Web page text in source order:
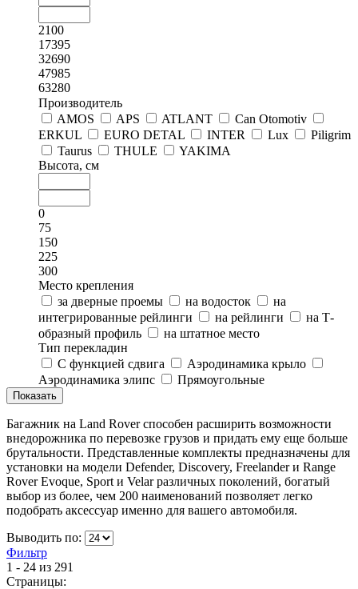
2100
17395
32690
47985
63280
Производитель
AMOS
APS ATLANT
Can Otomotiv
ERKUL
EURO DETAL INTER Lux
Piligrim
Taurus
THULE
YAKIMA
Высота, см
0
75
150
225
300
Место крепления
за дверные проемы
на водосток
на
интегрированные рейлинги
на рейлинги
на Т-
образный профиль
на штатное место
Тип перекладин
C функцией сдвига
Аэродинамика крыло
Аэродинамика элипс
Прямоугольные
Багажник на Land Rover способен расширить возможности
внедорожника по перевозке грузов и придать ему еще больше
брутальности. Представленные комплекты предназначены для
установки на модели Defender, Discovery, Freelander и Range
Rover Evoque, Sport и Velar различных поколений, богатый
выбор из более, чем 200 наименований позволяет легко
подобрать аксессуар именно для вашего автомобиля.
Выводить по:
Фильтр
1 - 24 из 291
Страницы: